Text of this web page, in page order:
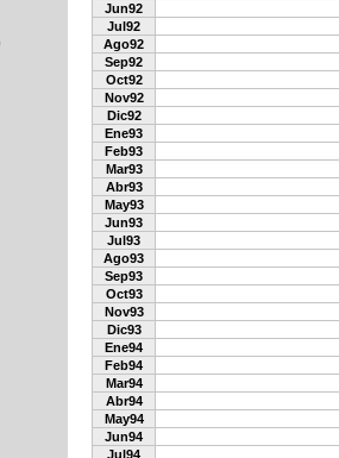
Jun92
Jul92
Ago92
Sep92
Oct92
Nov92
Dic92
Ene93
Feb93
Mar93
Abr93
May93
Jun93
Jul93
Ago93
Sep93
Oct93
Nov93
Dic93
Ene94
Feb94
Mar94
Abr94
May94
Jun94
Jul94